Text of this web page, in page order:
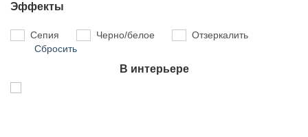
Эффекты
Сепия Черно/белое
Отзеркалить
Сбросить
В интерьере